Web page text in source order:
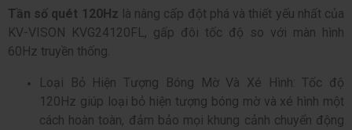
Tần số quét 120Hz là nâng cấp đột phá và thiết yếu nhất của
KV-VISON KVG24120FL, gấp đôi tốc độ so với màn hình
60Hz truyền thống.
Loại Bỏ Hiện Tượng Bóng Mờ Và Xé Hình: Tốc độ
120Hz giúp loại bỏ hiện tượng bóng mờ và xé hình một
cách hoàn toàn, đảm bảo mọi khung cảnh chuyển động